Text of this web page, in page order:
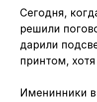
Сегодня,
решили
дарили
принтом,
Именинники